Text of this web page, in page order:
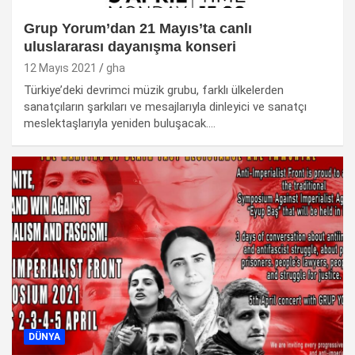
Grup Yorum’dan 21 Mayıs’ta canlı
uluslararası dayanışma konseri
12 Mayıs 2021 gha
Türkiye’deki devrimci müzik grubu, farklı ülkelerden
sanatçıların şarkıları ve mesajlarıyla dinleyici ve sanatçı
meslektaşlarıyla yeniden buluşacak.…
DÜNYA